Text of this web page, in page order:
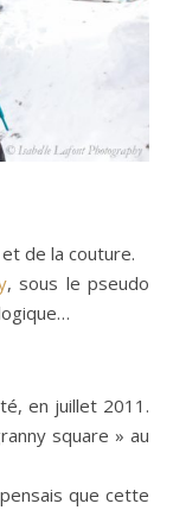
de la couture.
, sous le pseudo
en juillet 2011.
square » au
que cette